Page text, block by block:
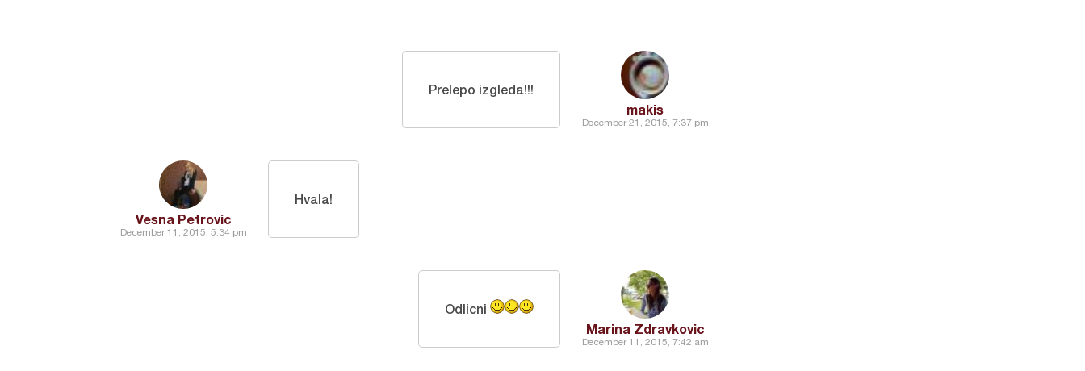
makis
December 21, 2015, 7:37 pm
Prelepo izgleda!!!
Vesna Petrovic
December 11, 2015, 5:34 pm
Hvala!
Marina Zdravkovic
December 11, 2015, 7:42 am
Odlicni